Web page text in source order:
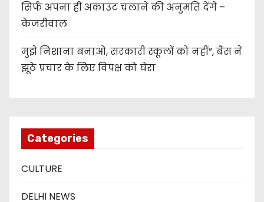
सिर्फ अपना ही अकाउंट चलाने की अनुमति देंगे –
केजरीवाल
मुझे निशाना बनाओ, सरकारी स्कूलों को नहीं”, बैंस ने
झूठे प्रचार के लिए विपक्ष को घेरा
Categories
CULTURE
DELHI NEWS